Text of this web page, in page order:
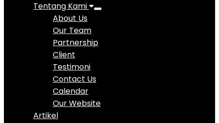
Tentang Kami
About Us
Our Team
Partnership
Client
Testimoni
Contact Us
Calendar
Our Website
Artikel